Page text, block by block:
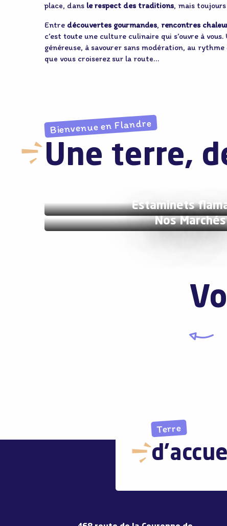
place, dans le respect des traditions, mais
Entre découvertes gourmandes, rencontres
c’est toute une culture culinaire qui s’ouvre à
généreuse, à savourer sans modération, au
que vous croiserez sur la route…
Bienvenue en Flandre
Une terre,
Estaminets
Nos Marchés
Terre